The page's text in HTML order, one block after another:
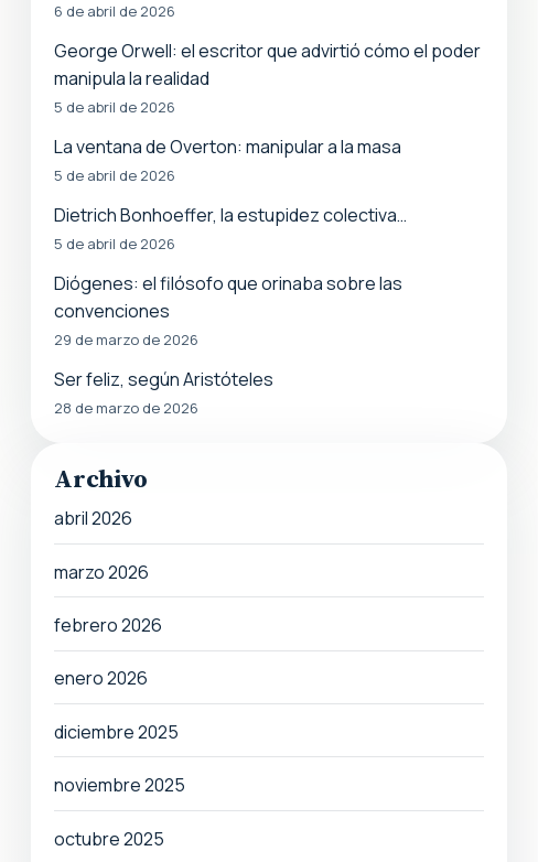
6 de abril de 2026
George Orwell: el escritor que advirtió cómo el poder
manipula la realidad
5 de abril de 2026
La ventana de Overton: manipular a la masa
5 de abril de 2026
Dietrich Bonhoeffer, la estupidez colectiva…
5 de abril de 2026
Diógenes: el filósofo que orinaba sobre las
convenciones
29 de marzo de 2026
Ser feliz, según Aristóteles
28 de marzo de 2026
Archivo
abril 2026
marzo 2026
febrero 2026
enero 2026
diciembre 2025
noviembre 2025
octubre 2025